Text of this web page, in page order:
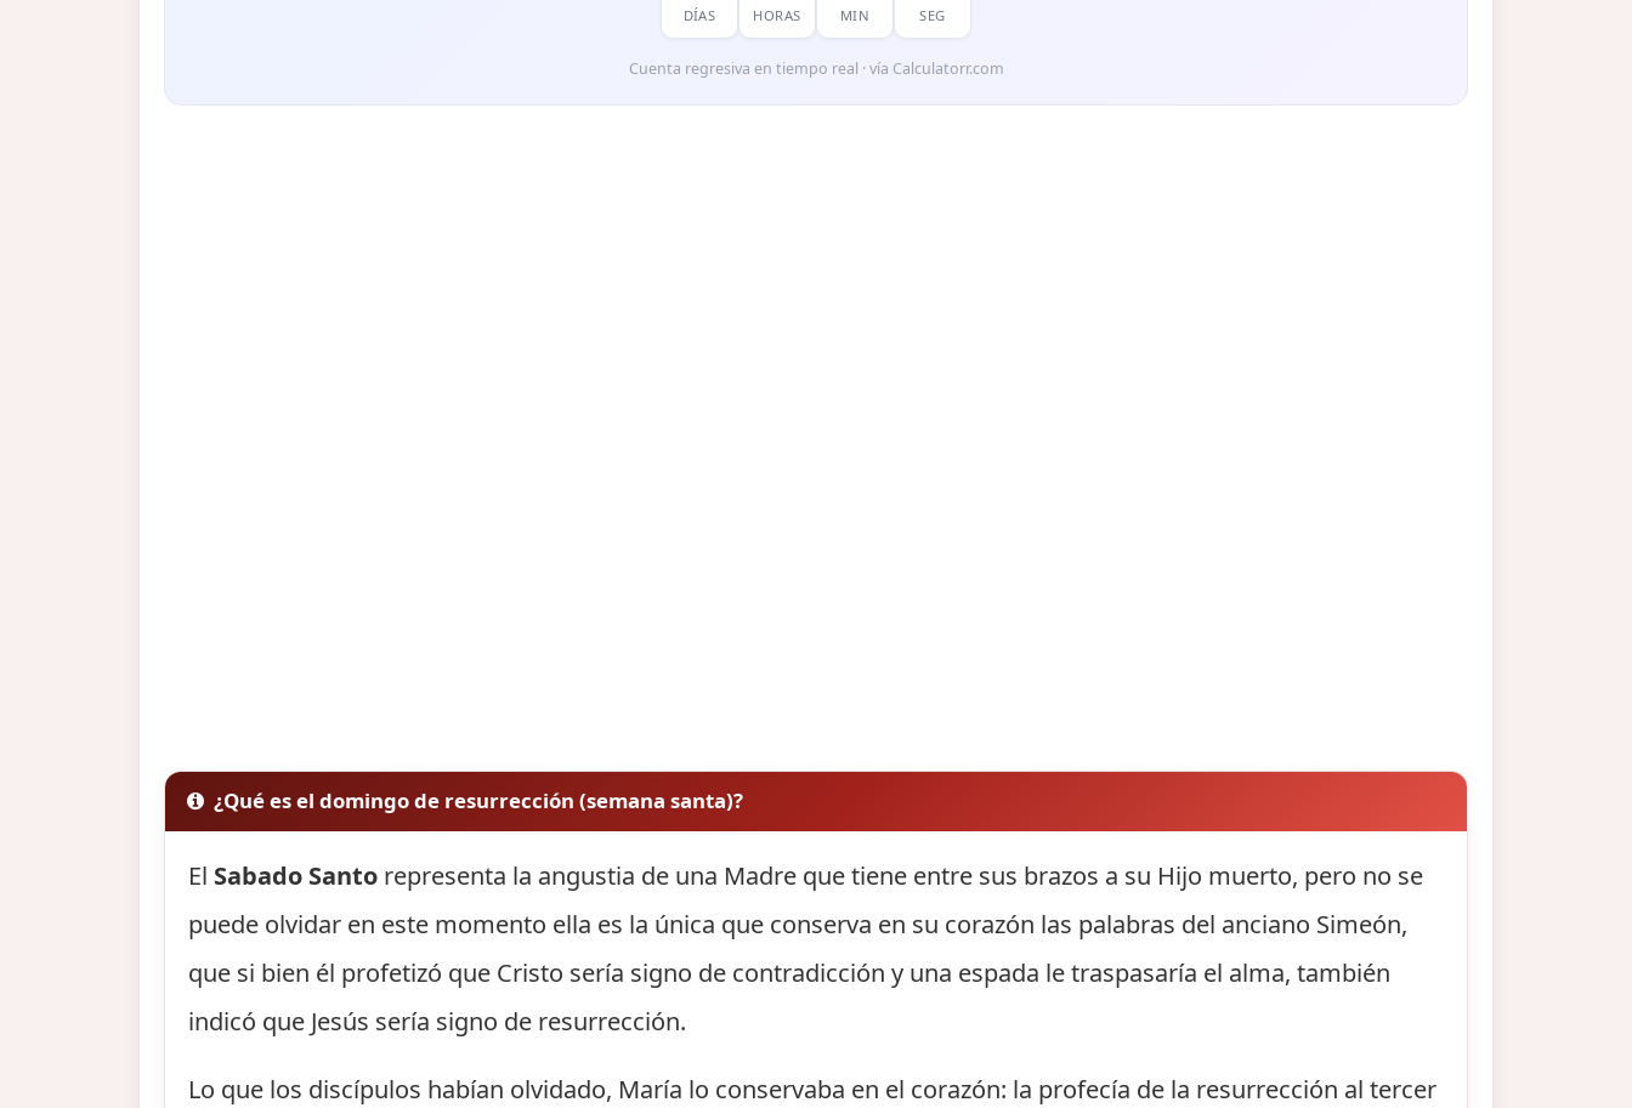
DÍAS HORAS MIN SEG
Cuenta regresiva en tiempo real · vía Calculatorr.com
¿Qué es el domingo de resurrección (semana santa)?
El Sabado Santo representa la angustia de una Madre que tiene entre sus brazos a su Hijo muerto, pero no se
puede olvidar en este momento ella es la única que conserva en su corazón las palabras del anciano Simeón,
que si bien él profetizó que Cristo sería signo de contradicción y una espada le traspasaría el alma, también
indicó que Jesús sería signo de resurrección.
Lo que los discípulos habían olvidado, María lo conservaba en el corazón: la profecía de la resurrección al tercer